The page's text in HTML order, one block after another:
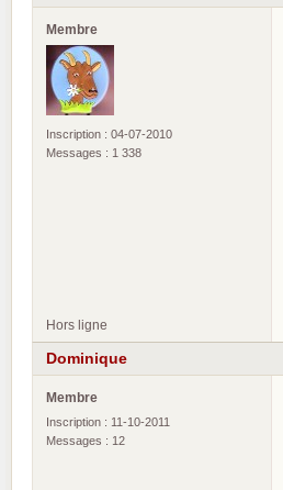
Membre
Inscription : 04-07-2010
Messages : 1 338
Hors ligne
Dominique
Membre
Inscription : 11-10-2011
Messages : 12